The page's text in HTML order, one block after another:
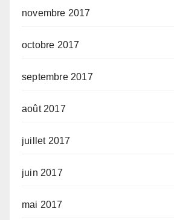
novembre 2017
octobre 2017
septembre 2017
août 2017
juillet 2017
juin 2017
mai 2017